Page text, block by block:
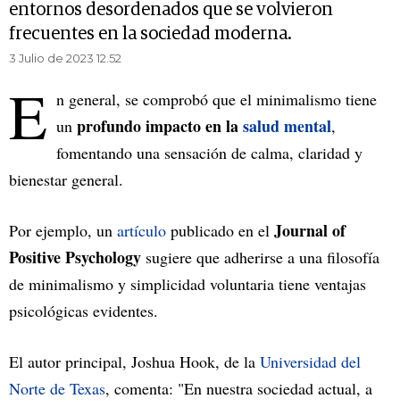
entornos desordenados que se volvieron
frecuentes en la sociedad moderna.
3 Julio de 2023 12.52
E n general, se comprobó que el minimalismo tiene
un profundo impacto en lasalud mental,
fomentando una sensación de calma, claridad y
bienestar general.
Por ejemplo, un artículo publicado en el Journal of
Positive Psychology sugiere que adherirse a una filosofía
de minimalismo y simplicidad voluntaria tiene ventajas
psicológicas evidentes.
El autor principal, Joshua Hook, de la Universidad del
Norte de Texas, comenta: "En nuestra sociedad actual, a